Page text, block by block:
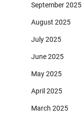
September 2025
August 2025
July 2025
June 2025
May 2025
April 2025
March 2025